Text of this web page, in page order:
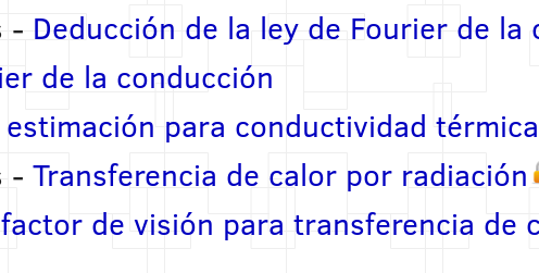
- Deducción de la ley de Fourier de la
de la conducción
para conductividad térmica
- Transferencia de calor por radiación
de visión para transferencia de